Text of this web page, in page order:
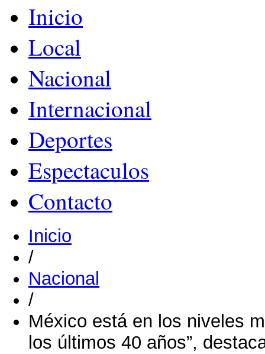
Inicio
Local
Nacional
Internacional
Deportes
Espectaculos
Contacto
Inicio
/
Nacional
/
México está en los niveles
los últimos 40 años”,